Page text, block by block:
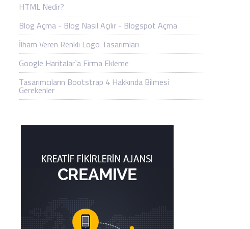
HTML Nedir?
Blog Açma - Blog Nasıl Açılır - Blogspot Açma
İlham Veren Renkli Logo Tasarımları
Google Haritalar`a Firma Ekleme
Tasarımcıların Bootstrap 4 Hakkında Bilmesi
Gerekenler